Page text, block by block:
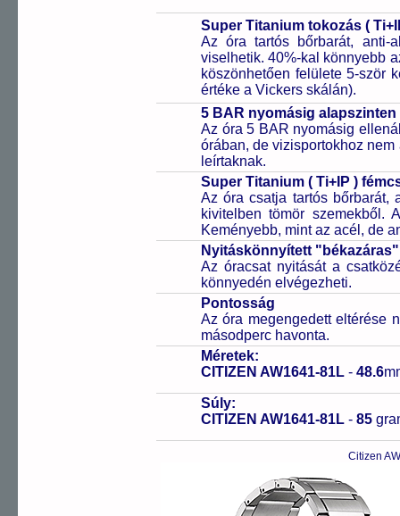
Super Titanium tokozás (
Az óra tartós bőrbarát, anti-
viselhetik. 40%-kal könnyebb
köszönhetően felülete 5-ször
értéke a Vickers skálán).
5 BAR nyomásig alapszinten
Az óra 5 BAR nyomásig
órában, de vizisportokhoz
leírtaknak.
Super Titanium ( Ti+IP )
Az óra csatja tartós bőrbarát,
kivitelben tömör szemekből.
Keményebb, mint az acél, de
Nyitáskönnyített
Az óracsat nyitását a
könnyedén elvégezheti.
Pontosság
Az óra megengedett eltérése
másodperc havonta.
Méretek:
CITIZEN AW1641-81L - 48.6
Súly:
CITIZEN AW1641-81L - 85
Citizen